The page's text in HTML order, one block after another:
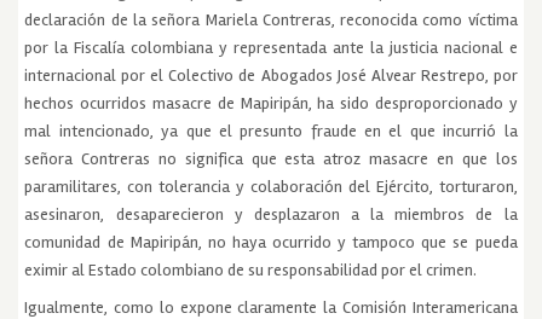
declaración de la señora Mariela Contreras, reconocida como víctima
por la Fiscalía colombiana y representada ante la justicia nacional e
internacional por el Colectivo de Abogados José Alvear Restrepo, por
hechos ocurridos masacre de Mapiripán, ha sido desproporcionado y
mal intencionado, ya que el presunto fraude en el que incurrió la
señora Contreras no significa que esta atroz masacre en que los
paramilitares, con tolerancia y colaboración del Ejército, torturaron,
asesinaron, desaparecieron y desplazaron a la miembros de la
comunidad de Mapiripán, no haya ocurrido y tampoco que se pueda
eximir al Estado colombiano de su responsabilidad por el crimen.
Igualmente, como lo expone claramente la Comisión Interamericana